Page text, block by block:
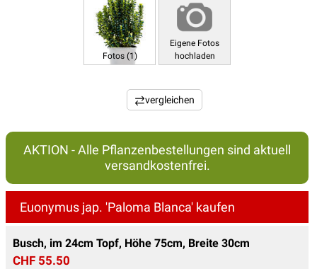
Fotos (1)
Eigene Fotos
hochladen
vergleichen
AKTION - Alle Pflanzenbestellungen sind aktuell
versandkostenfrei.
Euonymus jap. 'Paloma Blanca' kaufen
Busch, im 24cm Topf, Höhe 75cm, Breite 30cm
CHF 55.50